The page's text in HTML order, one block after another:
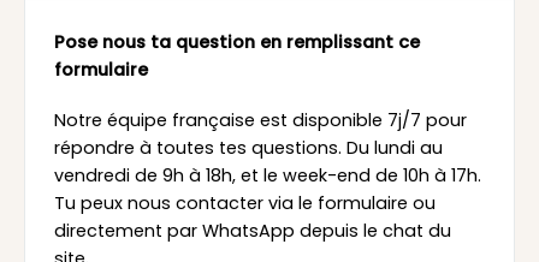
Pose nous ta question en remplissant ce
formulaire
Notre équipe française est disponible 7j/7 pour
répondre à toutes tes questions. Du lundi au
vendredi de 9h à 18h, et le week-end de 10h à 17h.
Tu peux nous contacter via le formulaire ou
directement par WhatsApp depuis le chat du